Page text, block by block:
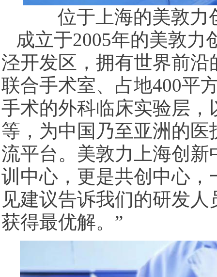
位于上海的美敦力
成立于2005年的美敦
泾开发区，拥有世界前
联合手术室、占地400平
手术的外科临床实验层
等，为中国乃至亚洲的
流平台。美敦力上海创
训中心，更是共创中心
见建议告诉我们的研发
获得最优解。”